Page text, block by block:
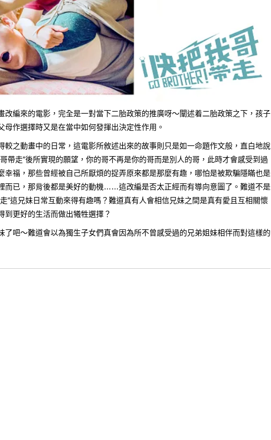
改編來的電影，完全是一對當下二胎政策的推廣呀～闡述着二胎政策之下，孩子
母作選擇時又是在當中如何發揮出決定性作用。
較之動畫中的日常，這電影所敘述出來的故事則只是如一命題作文般，直白地說
帶走”後所實現的願望，你的哥不再是你的哥而是別人的哥，此時才會感受到過
幸福，那些曾經被自己所厭煩的捉弄原來都是那麼有趣，哪怕是被欺騙隱瞞也是
而已，那背後都是美好的動機……這改編是否太正經而有導向意圖了。難道不是
”這兄妹日常互動來得有趣嗎？難道真有人會相信兄妹之間是真有愛且互相關懷
到更好的生活而做出犧牲選擇？
了吧～難道會以為獨生子女們真會因為所不曾感受過的兄弟姐妹相伴而對這樣的